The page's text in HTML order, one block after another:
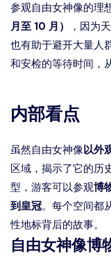
参观自由女神像的理
月至 10 月）
，因为
也有助于避开大量人
和安检的等待时间，
内部看点
虽然自由女神像以外
区域，揭示了它的历
型，游客可以参观博
到皇冠。每个空间都
性地标背后的故事。
自由女神像博